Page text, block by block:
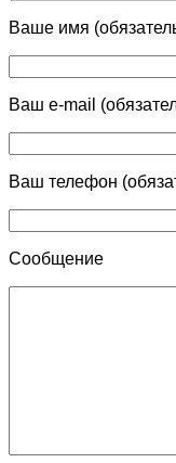
Ваше имя
Ваш e-mail
Ваш телефон
Сообщение